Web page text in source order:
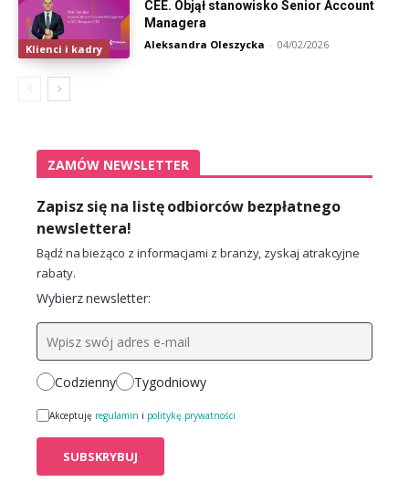
Klienci i kadry
CEE. Objął stanowisko Senior Account
Managera
Aleksandra Oleszycka - 04/02/2026
ZAMÓW NEWSLETTER
Zapisz się na listę odbiorców bezpłatnego
newslettera!
Bądź na bieżąco z informacjami z branży, zyskaj atrakcyjne
rabaty.
Wybierz newsletter:
Codzienny Tygodniowy
Akceptuję regulamin i politykę prywatności